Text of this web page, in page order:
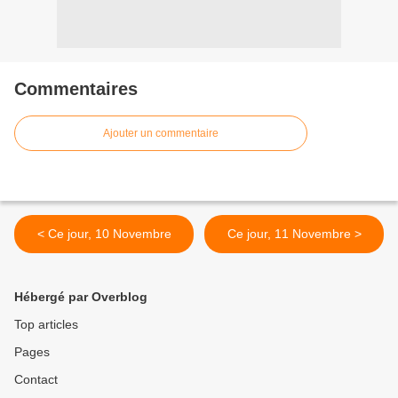
Commentaires
Ajouter un commentaire
< Ce jour, 10 Novembre Ce jour, 11 Novembre >
Hébergé par Overblog
Top articles
Pages
Contact